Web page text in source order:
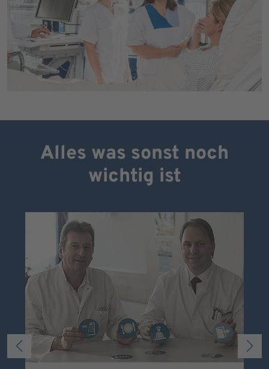
Alles was sonst noch
wichtig ist